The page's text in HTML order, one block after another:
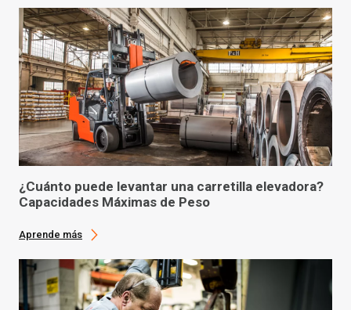
¿Cuánto puede levantar una carretilla elevadora?
Capacidades Máximas de Peso
Aprende más